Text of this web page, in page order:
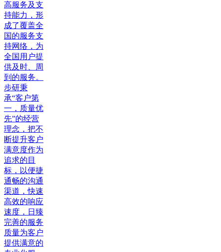
高服务及支
持能力，形
成了覆盖全
国的服务支
持网络，为
全国用户提
供及时、周
到的服务。
步研秉
承“客户第
一，质量优
先”的经营
理念，把不
断提升客户
满意度作为
追求的目
标，以便捷
通畅的沟通
渠道，快速
高效的响应
速度，日臻
完善的服务
质量为客户
提供满意的